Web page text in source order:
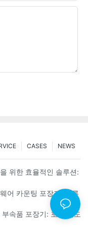
NEWS
CASES
포장기
위한 효율적인 솔루션:
포장 기계
어 카운팅 포장기: 오류
최고의 도구
부속품 포장기: 포장 속도